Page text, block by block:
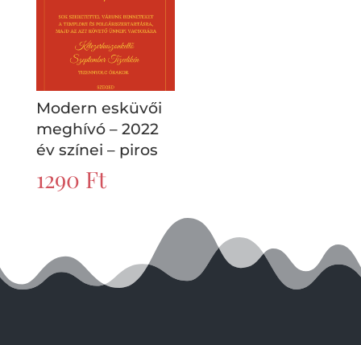
Modern esküvői
meghívó – 2022
év színei – piros
1290 Ft